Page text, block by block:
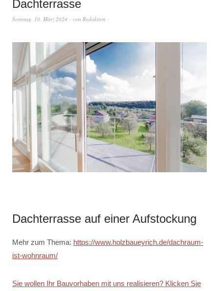
Dachterrasse
Sonntag, 10. März 2024 von Redaktion
Dachterrasse auf einer Aufstockung
Mehr zum Thema: https://www.holzbaueyrich.de/dachraum-
ist-wohnraum/
Sie wollen Ihr Bauvorhaben mit uns realisieren? Klicken Sie